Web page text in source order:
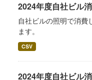
2024年度自社ビル
自社ビルの照明で消費
ます。
CSV
2024年度自社ビル